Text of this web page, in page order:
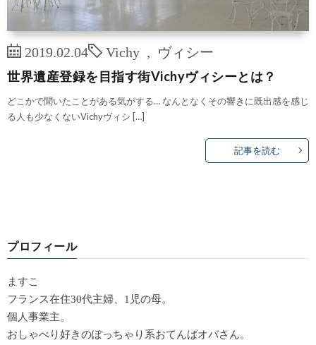
2019.02.04 Vichy ヴィシー
世界遺産登録を目指す街Vichyヴィシーとは？
どこかで聞いたことがある気がする… なんとなくその響きに既出感を感じ
る人も少なくないVichyヴィシ […]
記事を読む
プロフィール
ますこ
フランス在住30代主婦、1児の母。
個人事業主。
おしゃべり好きのぽっちゃり系おてんばオバさん。